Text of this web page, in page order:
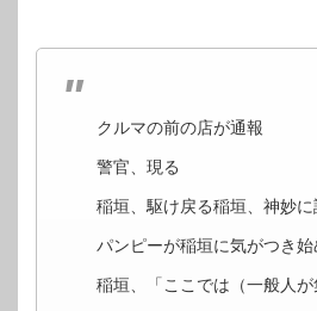
クルマの前の店が通報
警官、現る
稲垣、駆け戻る稲垣、神妙に
パンピーが稲垣に気がつき始
稲垣、「ここでは（一般人